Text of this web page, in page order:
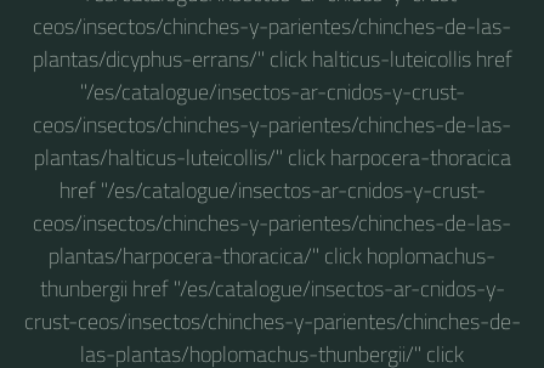
ceos/insectos/chinches-y-parientes/chinches-de-las-
plantas/dicyphus-errans/" click halticus-luteicollis href
"/es/catalogue/insectos-ar-cnidos-y-crust-
ceos/insectos/chinches-y-parientes/chinches-de-las-
plantas/halticus-luteicollis/" click harpocera-thoracica
href "/es/catalogue/insectos-ar-cnidos-y-crust-
ceos/insectos/chinches-y-parientes/chinches-de-las-
plantas/harpocera-thoracica/" click hoplomachus-
thunbergii href "/es/catalogue/insectos-ar-cnidos-y-
crust-ceos/insectos/chinches-y-parientes/chinches-de-
las-plantas/hoplomachus-thunbergii/" click